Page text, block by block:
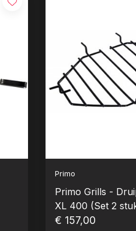
Primo
Primo Grills -
XL 400 (Set 2
€ 157,00